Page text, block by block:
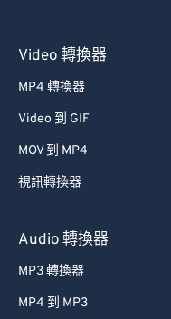
Video 轉換器
MP4 轉換器
Video 到 GIF
MOV 到 MP4
視訊轉換器
Audio 轉換器
MP3 轉換器
MP4 到 MP3